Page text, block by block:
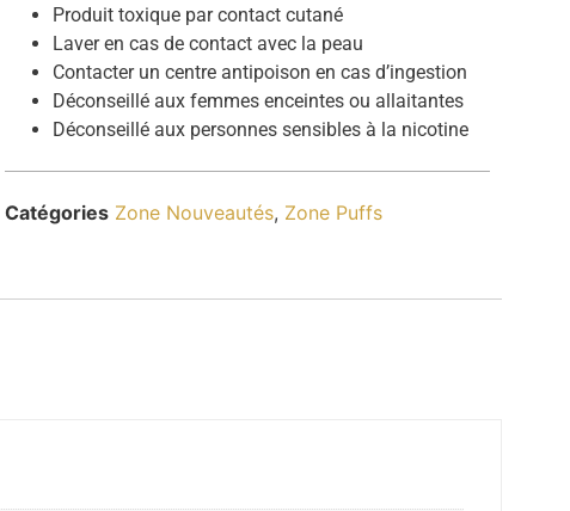
Produit toxique par contact cutané
Laver en cas de contact avec la peau
Contacter un centre antipoison en cas d’ingestion
Déconseillé aux femmes enceintes ou allaitantes
Déconseillé aux personnes sensibles à la nicotine
Catégories Zone Nouveautés, Zone Puffs